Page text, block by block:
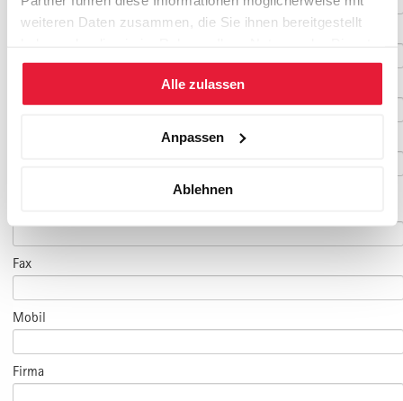
weiteren Daten zusammen, die Sie ihnen bereitgestellt
gesammelt haben.
Alle zulassen
Anpassen
Ablehnen
Geburtsdatum
Fax
Mobil
Firma